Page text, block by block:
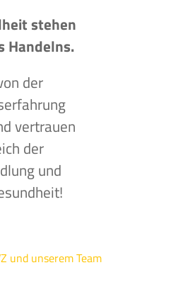
stehen
Handelns.
der
vertrauen
der
und
und unserem Team